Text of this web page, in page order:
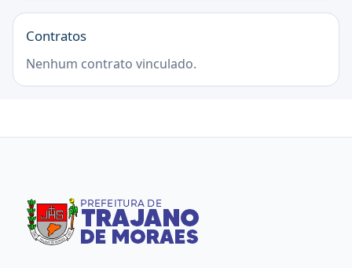
Contratos
Nenhum contrato vinculado.